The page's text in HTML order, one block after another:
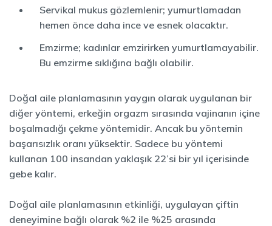
Servikal mukus gözlemlenir; yumurtlamadan
hemen önce daha ince ve esnek olacaktır.
Emzirme; kadınlar emzirirken yumurtlamayabilir.
Bu emzirme sıklığına bağlı olabilir.
Doğal aile planlamasının yaygın olarak uygulanan bir
diğer yöntemi, erkeğin orgazm sırasında vajinanın içine
boşalmadığı çekme yöntemidir. Ancak bu yöntemin
başarısızlık oranı yüksektir. Sadece bu yöntemi
kullanan 100 insandan yaklaşık 22’si bir yıl içerisinde
gebe kalır.
Doğal aile planlamasının etkinliği, uygulayan çiftin
deneyimine bağlı olarak %2 ile %25 arasında